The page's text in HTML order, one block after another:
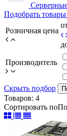
Подобрать
Розничная цена
Производитель
Скрыть подбор
Товаров: 4
Сортировать поПо